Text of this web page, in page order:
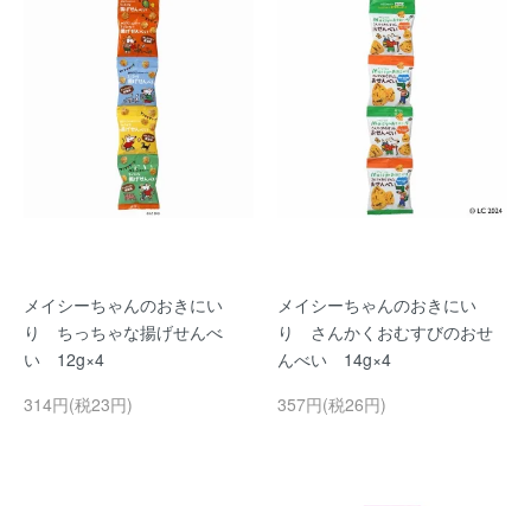
メイシーちゃんのおきにい
り ちっちゃな揚げせんべ
い 12g×4
314円(税23円)
メイシーちゃんのおきにい
り さんかくおむすびのおせ
んべい 14g×4
357円(税26円)